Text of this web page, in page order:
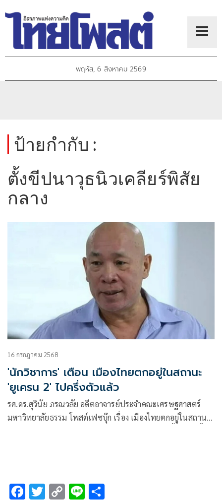
พฤหัส, 6 สิงหาคม 2569
ป้ายกำกับ :
ตั้งขีปนาวุธนิวเคลียร์พิสัย
กลาง
16 กรกฎาคม 2568
'นักวิชาการ' เตือน เมืองไทยตกอยู่ในสถานะ
'ยูเครน 2' ไปครึ่งตัวแล้ว
รศ.ดร.สุวินัย ภรณวลัย อดีตอาจารย์ประจำคณะเศรษฐศาสตร์
มหาวิทยาลัยธรรม โพสต์เฟซบุ๊ก เรื่อง เมืองไทยตกอยู่ในสถานะ
F T C Li